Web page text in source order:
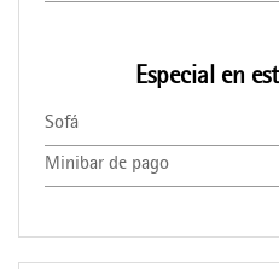
Especial en
Sofá
Minibar de pago